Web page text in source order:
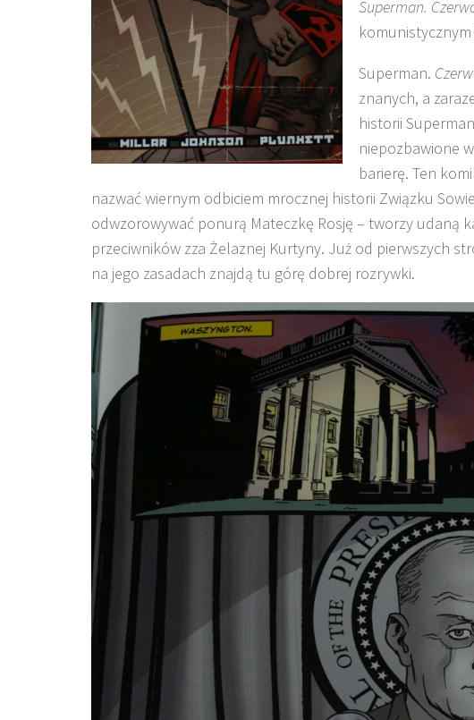
Superman.
Superman.
znanych, a
historii
niepozbawione
barierę. Ten
nazwać wiernym odbiciem mrocznej historii Związku
odwzorowywać ponurą Mateczkę Rosję – tworzy udaną
przeciwników zza Żelaznej Kurtyny. Już od pierwszych
na jego zasadach znajdą tu górę dobrej rozrywki.